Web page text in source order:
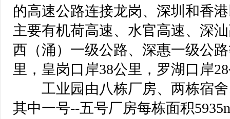
的高速公路连接龙岗、深圳和香
主要有机荷高速、水官高速、深
西（涌）一级公路、深惠一级公
里，皇岗口岸38公里，罗湖口岸
工业园由八栋厂房、两栋宿舍
其中一号--五号厂房每栋面积